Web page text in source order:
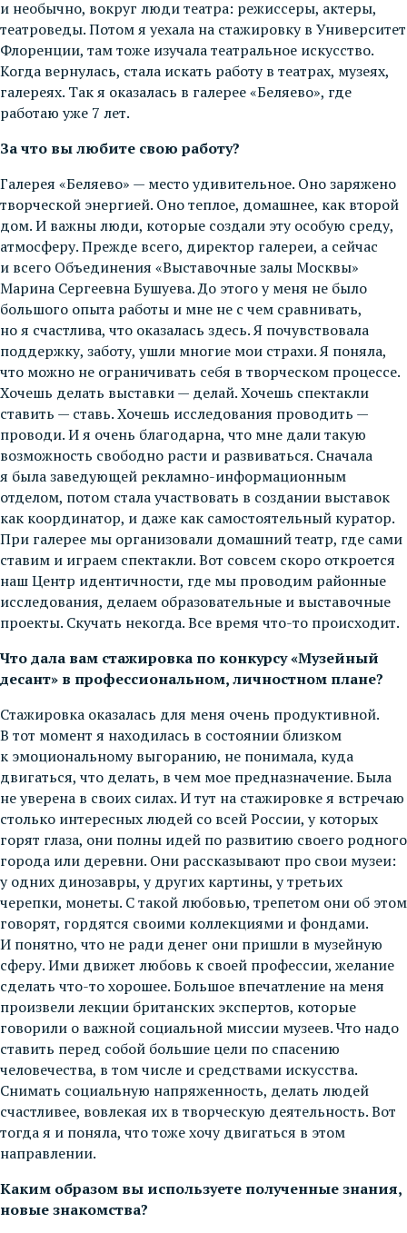
и необычно, вокруг люди театра: режиссеры, актеры,
театроведы. Потом я уехала на стажировку в Университет
Флоренции, там тоже изучала театральное искусство.
Когда вернулась, стала искать работу в театрах, музеях,
галереях. Так я оказалась в галерее «Беляево», где
работаю уже 7 лет.
За что вы любите свою работу?
Галерея «Беляево» — место удивительное. Оно заряжено
творческой энергией. Оно теплое, домашнее, как второй
дом. И важны люди, которые создали эту особую среду,
атмосферу. Прежде всего, директор галереи, а сейчас
и всего Объединения «Выставочные залы Москвы»
Марина Сергеевна Бушуева. До этого у меня не было
большого опыта работы и мне не с чем сравнивать,
но я счастлива, что оказалась здесь. Я почувствовала
поддержку, заботу, ушли многие мои страхи. Я поняла,
что можно не ограничивать себя в творческом процессе.
Хочешь делать выставки — делай. Хочешь спектакли
ставить — ставь. Хочешь исследования проводить —
проводи. И я очень благодарна, что мне дали такую
возможность свободно расти и развиваться. Сначала
я была заведующей рекламно-информационным
отделом, потом стала участвовать в создании выставок
как координатор, и даже как самостоятельный куратор.
При галерее мы организовали домашний театр, где сами
ставим и играем спектакли. Вот совсем скоро откроется
наш Центр идентичности, где мы проводим районные
исследования, делаем образовательные и выставочные
проекты. Скучать некогда. Все время что-то происходит.
Что дала вам стажировка по конкурсу «Музейный
десант» в профессиональном, личностном плане?
Стажировка оказалась для меня очень продуктивной.
В тот момент я находилась в состоянии близком
к эмоциональному выгоранию, не понимала, куда
двигаться, что делать, в чем мое предназначение. Была
не уверена в своих силах. И тут на стажировке я встречаю
столько интересных людей со всей России, у которых
горят глаза, они полны идей по развитию своего родного
города или деревни. Они рассказывают про свои музеи:
у одних динозавры, у других картины, у третьих
черепки, монеты. С такой любовью, трепетом они об этом
говорят, гордятся своими коллекциями и фондами.
И понятно, что не ради денег они пришли в музейную
сферу. Ими движет любовь к своей профессии, желание
сделать что-то хорошее. Большое впечатление на меня
произвели лекции британских экспертов, которые
говорили о важной социальной миссии музеев. Что надо
ставить перед собой большие цели по спасению
человечества, в том числе и средствами искусства.
Снимать социальную напряженность, делать людей
счастливее, вовлекая их в творческую деятельность. Вот
тогда я и поняла, что тоже хочу двигаться в этом
направлении.
Каким образом вы используете полученные знания,
новые знакомства?